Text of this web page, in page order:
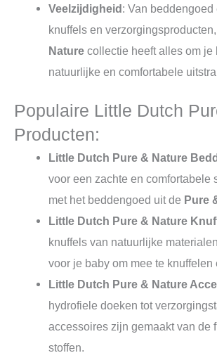
Veelzijdigheid: Van
knuffels en
Nature collectie heeft alles om je
natuurlijke en comfortabele
Populaire Little Dutch
Producten:
Little Dutch Pure & Nature
voor een zachte en comfortabele
met het beddengoed uit de Pure
Little Dutch Pure & Nature
knuffels van natuurlijke
voor je baby om mee te knuffelen
Little Dutch Pure & Nature
hydrofiele doeken tot
accessoires zijn gemaakt van de
stoffen.